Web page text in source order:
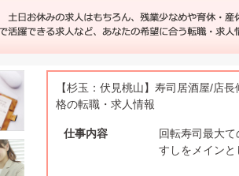
【杉玉：伏見桃山】寿司居酒屋/店
格の転職・求人情報
仕事内容
回転寿司最大て
すしをメインと